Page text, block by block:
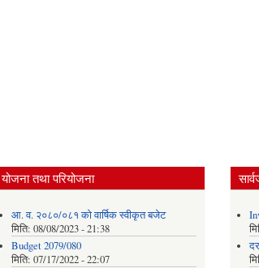
योजना तथा परियोजना
आ. व. २०८०/०८१ को वार्षिक स्वीकृत बजेट
मिति:08/08/2023 - 21:38
Budget 2079/080
मिति:07/17/2022 - 22:07